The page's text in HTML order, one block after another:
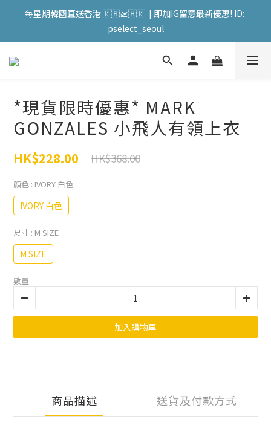
會員購物滿HKD599寄送 順豐站 / 順便智能櫃 免運費! (果汁/韓國
被/直播商品除外) | FACEBOOK: PATC遊走泡菜國
每星期韓國直送香港 🇰🇷🛫🇭🇰  | 即加IG留意最新優惠! ID:
pselect_seoul
被/直播商品除外) | FACEBOOK: PATC遊走泡菜國
*現貨限時優惠* MARK
GONZALES 小飛人有領上衣
HK$228.00 HK$368.00
顏色 : IVORY 白色
IVORY 白色
尺寸 : M SIZE
M SIZE
數量
加入購物車
商品描述 送貨及付款方式